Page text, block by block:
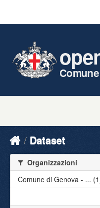
Dataset
Organizzazioni
Comune di Genova - ...